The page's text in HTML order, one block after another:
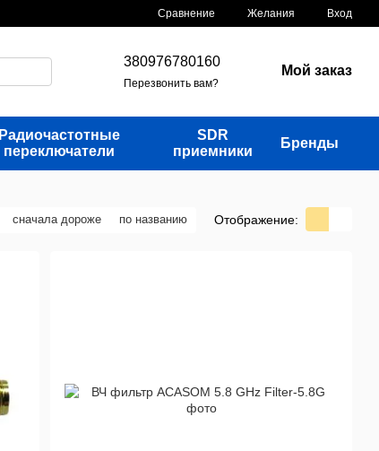
Сравнение Желания Вход
380976780160
Перезвонить вам?
Мой заказ
Радиочастотные
переключатели
SDR
приемники
Бренды
сначала дороже по названию Отображение: